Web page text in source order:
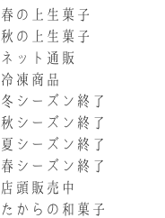
春の上生菓子
秋の上生菓子
ネット通販
冷凍商品
冬シーズン終了
秋シーズン終了
夏シーズン終了
春シーズン終了
店頭販売中
たからの和菓子